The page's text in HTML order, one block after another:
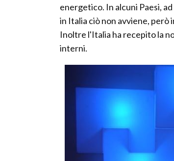
energetico. In alcuni Paesi,
in Italia ciò non avviene, però
Inoltre l'Italia ha recepito la
interni.